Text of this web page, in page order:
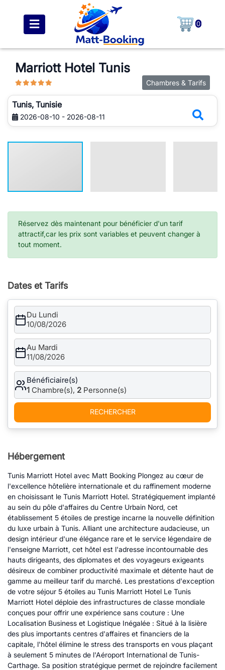
0
Marriott Hotel Tunis
Chambres & Tarifs
Tunis, Tunisie
2026-08-10 - 2026-08-11
Réservez dès maintenant pour bénéficier d'un tarif
attractif,car les prix sont variables et peuvent changer à
tout moment.
Dates et Tarifs
Du Lundi
10/08/2026
Au Mardi
11/08/2026
Bénéficiaire(s)
1 Chambre(s), 2 Personne(s)
RECHERCHER
Hébergement
Tunis Marriott Hotel avec Matt Booking Plongez au cœur de
l'excellence hôtelière internationale et du raffinement moderne
en choisissant le Tunis Marriott Hotel. Stratégiquement implanté
au sein du pôle d'affaires du Centre Urbain Nord, cet
établissement 5 étoiles de prestige incarne la nouvelle définition
du luxe urbain à Tunis. Alliant une architecture audacieuse, un
design intérieur d'une élégance rare et le service légendaire de
l'enseigne Marriott, cet hôtel est l'adresse incontournable des
hauts dirigeants, des diplomates et des voyageurs exigeants
désireux de combiner productivité maximale et détente haut de
gamme au meilleur tarif du marché. Les prestations d'exception
de votre séjour 5 étoiles au Tunis Marriott Hotel Le Tunis
Marriott Hotel déploie des infrastructures de classe mondiale
conçues pour offrir une expérience sans couture : Une
Localisation Business et Logistique Inégalée : Situé à la lisière
des plus importants centres d'affaires et financiers de la
capitale, l'hôtel élimine le stress des transports en vous plaçant
à seulement 5 minutes de l'Aéroport International de Tunis-
Carthage. Sa position stratégique permet de rejoindre facilement